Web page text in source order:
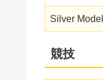
Silver Model
競技